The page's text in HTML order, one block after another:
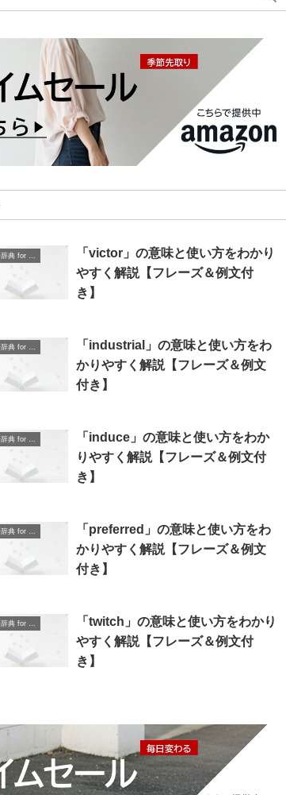
「victor」の意味と使い方をわかり
やすく解説【フレーズ＆例文付
き】
英単語辞典 for Beginners
「industrial」の意味と使い方をわ
かりやすく解説【フレーズ＆例文
付き】
英単語辞典 for Beginners
「induce」の意味と使い方をわか
りやすく解説【フレーズ＆例文付
き】
「preferred」の意味と使い方をわ
かりやすく解説【フレーズ＆例文
付き】
「twitch」の意味と使い方をわかり
やすく解説【フレーズ＆例文付
き】